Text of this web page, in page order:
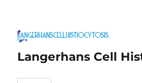
Langerhans Cell